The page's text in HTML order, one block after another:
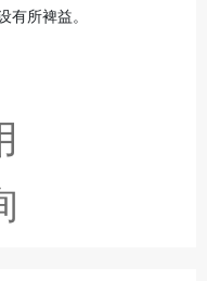
有所裨益。